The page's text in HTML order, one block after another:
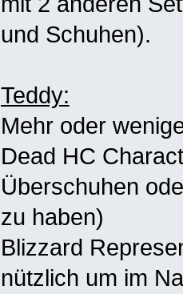
und Schuhen).
Teddy:
Mehr oder
Dead HC
Überschuhen
zu haben)
Blizzard
nützlich um im